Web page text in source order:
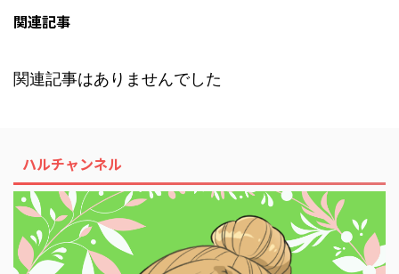
関連記事
関連記事はありませんでした
ハルチャンネル